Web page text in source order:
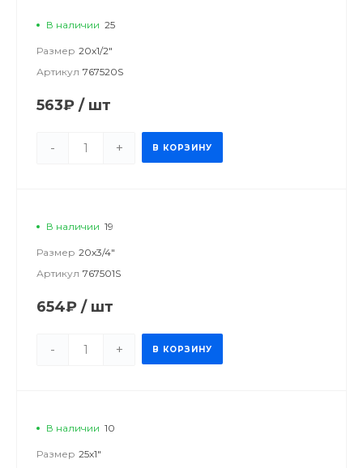
В наличии 25
Размер 20х1/2"
Артикул 767520S
563₽ / шт
- + В КОРЗИНУ
В наличии 19
Размер 20х3/4"
Артикул 767501S
654₽ / шт
- + В КОРЗИНУ
В наличии 10
Размер 25х1"